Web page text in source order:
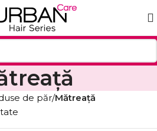
de păr/Mătreață